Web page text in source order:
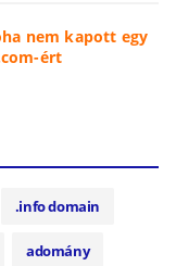
nem kapott egy
ért
.info domain
adomány